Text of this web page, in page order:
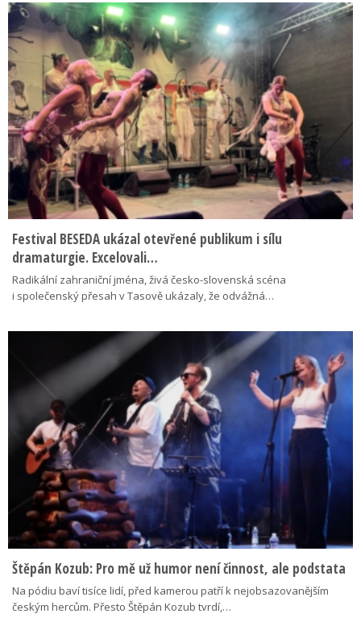
Festival BESEDA ukázal otevřené publikum i sílu
dramaturgie. Excelovali…
Radikální zahraniční jména, živá česko-slovenská scéna
i společenský přesah v Tasově ukázaly, že odvážná…
Štěpán Kozub: Pro mě už humor není činnost, ale podstata
Na pódiu baví tisíce lidí, před kamerou patří k nejobsazovanějším
českým hercům. Přesto Štěpán Kozub tvrdí,…